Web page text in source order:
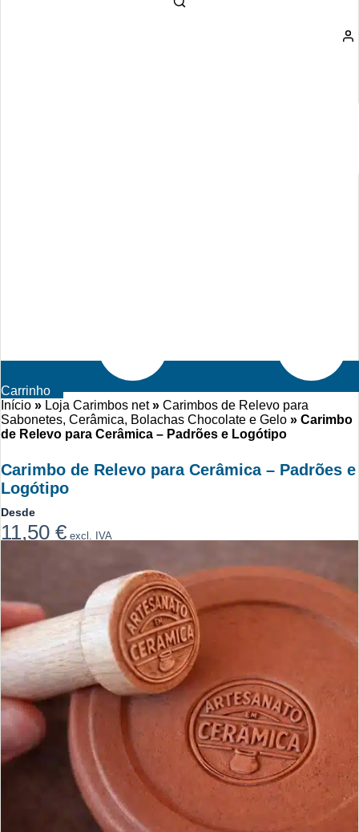
Carrinho
Início » Loja Carimbos net» Carimbos de Relevo para
Sabonetes, Cerâmica, Bolachas Chocolate e Gelo » Carimbo
de Relevo para Cerâmica – Padrões e Logótipo
Carimbo de Relevo para Cerâmica – Padrões e
Logótipo
Desde
11,50 € excl. IVA